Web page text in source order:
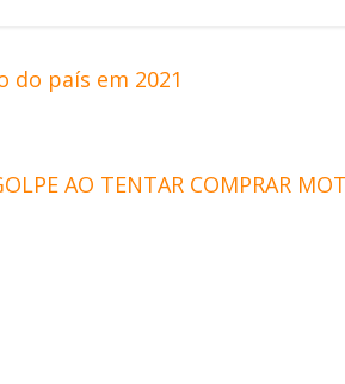
do país em 2021
AO TENTAR COMPRAR